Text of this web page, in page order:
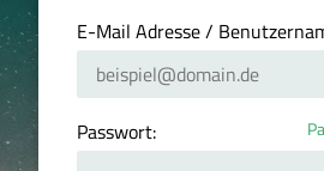
E-Mail Adresse /
Passwort: